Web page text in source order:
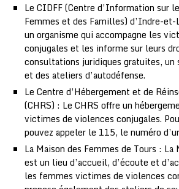
Le CIDFF (Centre d’Information sur
Femmes et des Familles) d’Indre-et-
un organisme qui accompagne les
conjugales et les informe sur leurs
consultations juridiques gratuites, un
et des ateliers d’autodéfense.
Le Centre d’Hébergement et de
(CHRS) : Le CHRS offre un
victimes de violences conjugales.
pouvez appeler le 115, le numéro
La Maison des Femmes de Tours : La
est un lieu d’accueil, d’écoute et
les femmes victimes de violences